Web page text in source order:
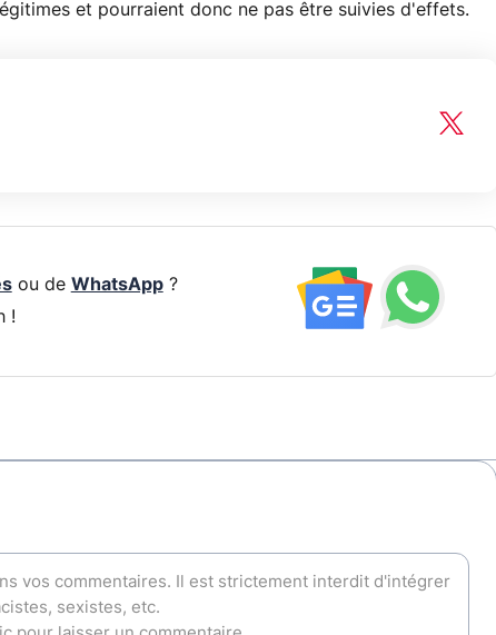
et pourraient donc ne pas être suivies d'effets.
ou de WhatsApp?
!